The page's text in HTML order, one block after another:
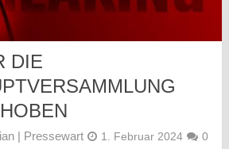
DIE
| Pressewart 1. Februar 2024 0